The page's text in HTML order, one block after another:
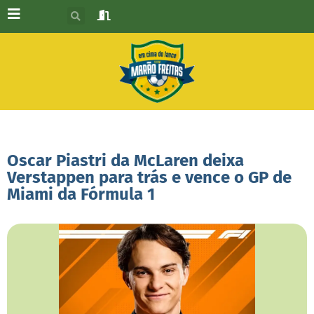
Oscar Piastri da McLaren deixa
Verstappen para trás e vence o GP de
Miami da Fórmula 1